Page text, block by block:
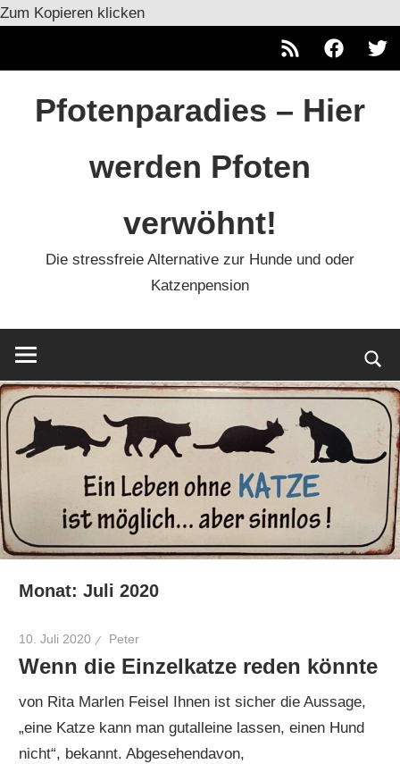
Zum Kopieren klicken
RSS Facebook
Pfotenparadies – Hier
werden Pfoten
verwöhnt!
Die stressfreie Alternative zur Hunde und oder
Katzenpension
Monat:Juli 2020
10. Juli 2020 Peter
Wenn die Einzelkatze reden könnte
von Rita Marlen Feisel Ihnen ist sicher die Aussage,
„eine Katze kann man gutalleine lassen, einen Hund
nicht“, bekannt. Abgesehendavon,